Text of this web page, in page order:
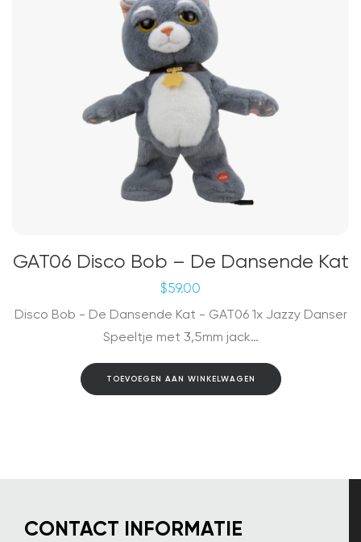
GAT06 Disco Bob – De Dansende Kat
$59.00
Disco Bob - De Dansende Kat - GAT06 1x Jazzy Danser
Speeltje met 3,5mm jack…
TOEVOEGEN AAN WINKELWAGEN
CONTACT INFORMATIE